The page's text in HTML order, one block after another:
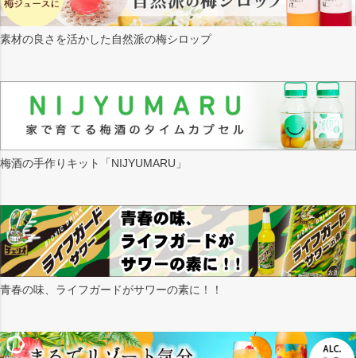
素材の良さを活かした自然派の梅シロップ
梅酒の手作りキット「NIJYUMARU」
青春の味、ライフガードがサワーの素に！！